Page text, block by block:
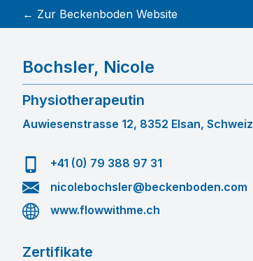
← Zur Beckenboden Website
Bochsler, Nicole
Physiotherapeutin
Auwiesenstrasse 12, 8352 Elsan, Schweiz
+41 (0) 79 388 97 31
nicolebochsler@beckenboden.com
www.flowwithme.ch
Zertifikate